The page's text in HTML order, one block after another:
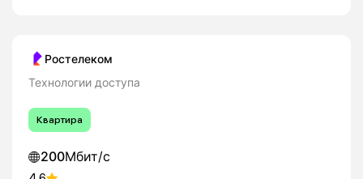
Ростелеком
Технологии доступа
Квартира
200Мбит/с